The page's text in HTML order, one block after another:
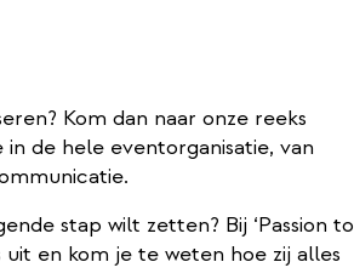
Kom dan naar onze reeks
de hele eventorganisatie, van
stap wilt zetten? Bij ‘Passion to
uit en kom je te weten hoe zij alles